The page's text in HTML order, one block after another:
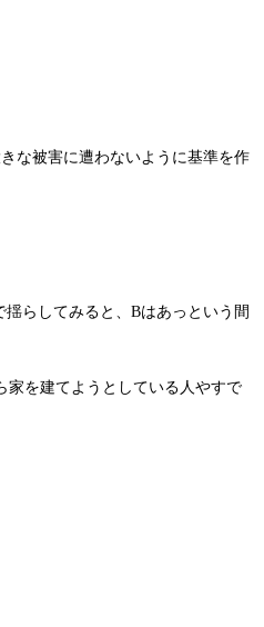
な被害に遭わないように基準を作
らしてみると、Bはあっという間
家を建てようとしている人やすで